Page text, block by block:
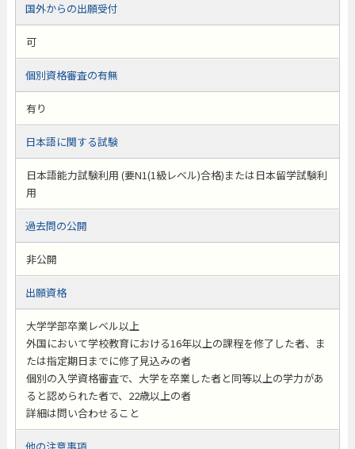
国外からの出願受付
可
個別資格審査の有無
有り
日本語に関する試験
日本語能力試験利用 (要N1(1級レベル)合格)または日本留学試験利
用
過去問の公開
非公開
出願資格
大学学部卒業レベル以上
外国において学校教育における16年以上の課程を修了した者、ま
たは指定期日までに修了見込みの者
個別の入学資格審査で、大学を卒業した者と同等以上の学力があ
ると認められた者で、22歳以上の者
詳細は問い合わせること